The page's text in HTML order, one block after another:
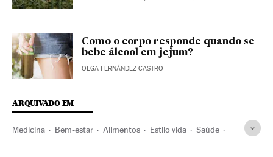
Como o corpo responde quando se
bebe álcool em jejum?
OLGA FERNÁNDEZ CASTRO
ARQUIVADO EM
Medicina Bem-estar Alimentos Estilo vida Saúde